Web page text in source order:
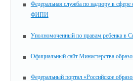
Федеральная служба по надзору в сфере
ФИПИ
Уполномоченный по правам ребенка в
Официальный сайт Министерства
Федеральный портал «Российское